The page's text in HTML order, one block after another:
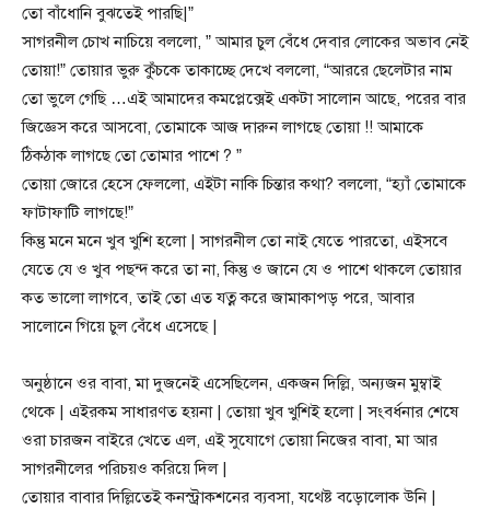
তো বাঁধোনি বুঝতেই পারছি|”
সাগরনীল চোখ নাচিয়ে বললো, ” আমার চুল বেঁধে দেবার লোকের অভাব নেই
তোয়া!” তোয়ার ভুরু কুঁচকে তাকাচ্ছে দেখে বললো, “আররে ছেলেটার নাম
তো ভুলে গেছি …এই আমাদের কমপ্লেক্সেই একটা সালোন আছে, পরের বার
জিজ্ঞেস করে আসবো, তোমাকে আজ দারুন লাগছে তোয়া !! আমাকে
ঠিকঠাক লাগছে তো তোমার পাশে ? ”
তোয়া জোরে হেসে ফেললো, এইটা নাকি চিন্তার কথা? বললো, “হ্যাঁ তোমাকে
ফাটাফাটি লাগছে!”
কিন্তু মনে মনে খুব খুশি হলো | সাগরনীল তো নাই যেতে পারতো, এইসবে
যেতে যে ও খুব পছন্দ করে তা না, কিন্তু ও জানে যে ও পাশে থাকলে তোয়ার
কত ভালো লাগবে, তাই তো এত যত্ন করে জামাকাপড় পরে, আবার
সালোনে গিয়ে চুল বেঁধে এসেছে |
অনুষ্ঠানে ওর বাবা, মা দুজনেই এসেছিলেন, একজন দিল্লি, অন্যজন মুম্বাই
থেকে | এইরকম সাধারণত হয়না | তোয়া খুব খুশিই হলো | সংবর্ধনার শেষে
ওরা চারজন বাইরে খেতে এল, এই সুযোগে তোয়া নিজের বাবা, মা আর
সাগরনীলের পরিচয়ও করিয়ে দিল |
তোয়ার বাবার দিল্লিতেই কনস্ট্রাকশনের ব্যবসা, যথেষ্ট বড়োলোক উনি |